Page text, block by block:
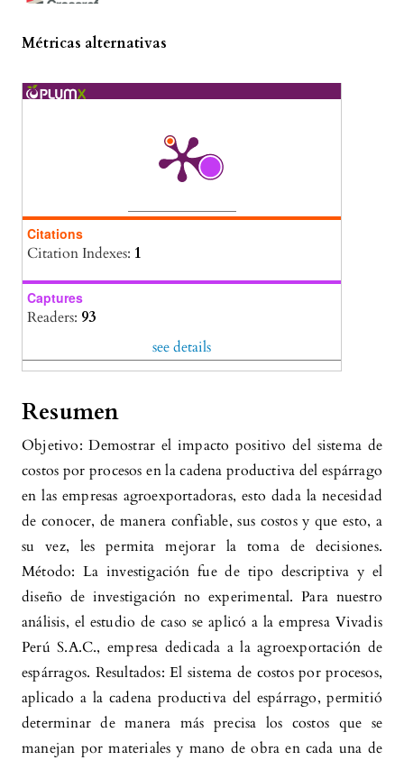
Blanca Flor Rodríguez Ysabel, Bernardo Javier
Método de costeo ABC y rentabilidad en una
empresa peruana de fabricante de soluciones
LATAM Revista Latinoamericana de
Ciencias Sociales y Humanidades, 6(1).
10.56712/latam.v6i1.3568
José-Miguel Quichiz-Ramírez, Raquel-Margot
Matallana, Carolay-Zully Vásquez-Quispe
Nuevos destinos para el espárrago (Asparagus
officinalis) peruano. Fórum Empresarial, 31.
10.33801/fe.v28i2.21421
Métricas alternativas
Citations
Citation Indexes: 1
Captures
Readers: 93
see details
Resumen
Objetivo: Demostrar el impacto positivo del sistema de
costos por procesos en la cadena productiva del espárrago
en las empresas agroexportadoras, esto dada la necesidad
de conocer, de manera confiable, sus costos y que esto, a
su vez, les permita mejorar la toma de decisiones.
Método: La investigación fue de tipo descriptiva y el
diseño de investigación no experimental. Para nuestro
análisis, el estudio de caso se aplicó a la empresa Vivadis
Perú S.A.C., empresa dedicada a la agroexportación de
espárragos. Resultados: El sistema de costos por procesos,
aplicado a la cadena productiva del espárrago, permitió
determinar de manera más precisa los costos que se
manejan por materiales y mano de obra en cada una de